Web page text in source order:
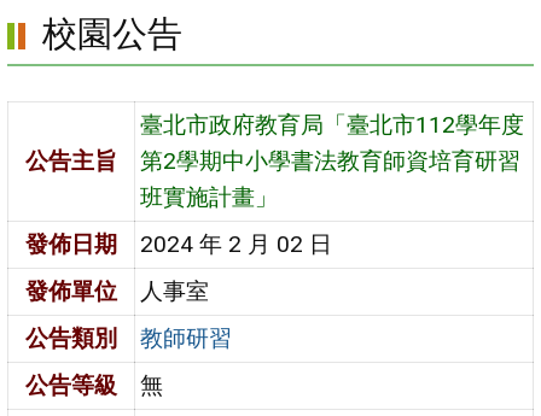
校園公告
公告主旨
臺北市政府教育局「臺北市112學年度
第2學期中小學書法教育師資培育研習
班實施計畫」
發佈日期
2024 年 2 月 02 日
發佈單位
人事室
公告類別
教師研習
公告等級
無